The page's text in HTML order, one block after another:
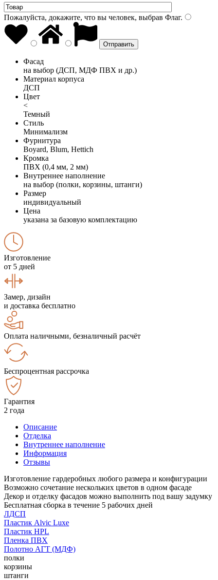
Пожалуйста, докажите, что вы человек, выбрав Флаг.
Фасад
на выбор (ДСП, МДФ ПВХ и др.)
Материал корпуса
ДСП
Цвет
<
Темный
Стиль
Минимализм
Фурнитура
Boyard, Blum, Hettich
Кромка
ПВХ (0,4 мм, 2 мм)
Внутреннее наполнение
на выбор (полки, корзины, штанги)
Размер
индивидуальный
Цена
указана за базовую комплектацию
Изготовление
от 5 дней
Замер, дизайн
и доставка бесплатно
Оплата наличными, безналичный расчёт
Беспроцентная рассрочка
Гарантия
2 года
Описание
Отделка
Внутреннее наполнение
Информация
Отзывы
Изготовление гардеробных любого размера и конфигурации
Возможно сочетание нескольких цветов в одном фасаде
Декор и отделку фасадов можно выполнить под вашу задумку
Бесплатная сборка в течение 5 рабочих дней
ЛДСП
Пластик Alvic Luxe
Пластик HPL
Пленка ПВХ
Полотно АГТ (МДФ)
полки
корзины
штанги